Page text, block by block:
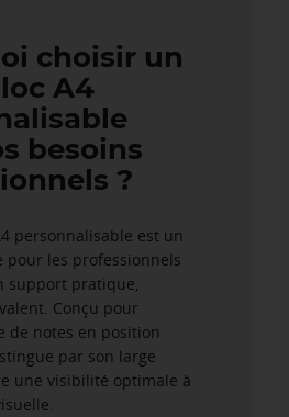
choisir un
A4
besoins
?
personnalisable est un
pour les professionnels
support pratique,
Conçu pour
de notes en position
par son large
une visibilité optimale à